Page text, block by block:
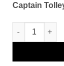
Captain
Captain Tolley